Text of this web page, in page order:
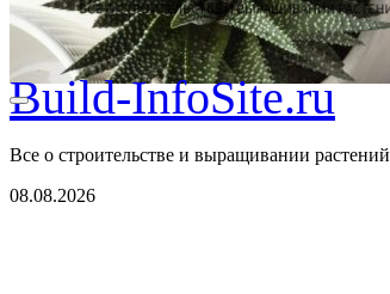
Build-InfoSite.ru
Все о строительстве и выращивании растений
08.08.2026